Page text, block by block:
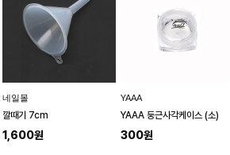
네일몰
깔때기 7cm
1,600원
YAAA
YAAA 둥근사각케이스 (소)
300원